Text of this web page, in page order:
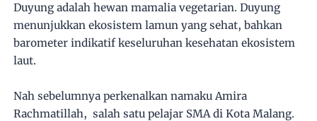
Duyung adalah hewan mamalia vegetarian. Duyung
menunjukkan ekosistem lamun yang sehat, bahkan
barometer indikatif keseluruhan kesehatan ekosistem
laut.
Nah sebelumnya perkenalkan namaku Amira
Rachmatillah, salah satu pelajar SMA di Kota Malang.